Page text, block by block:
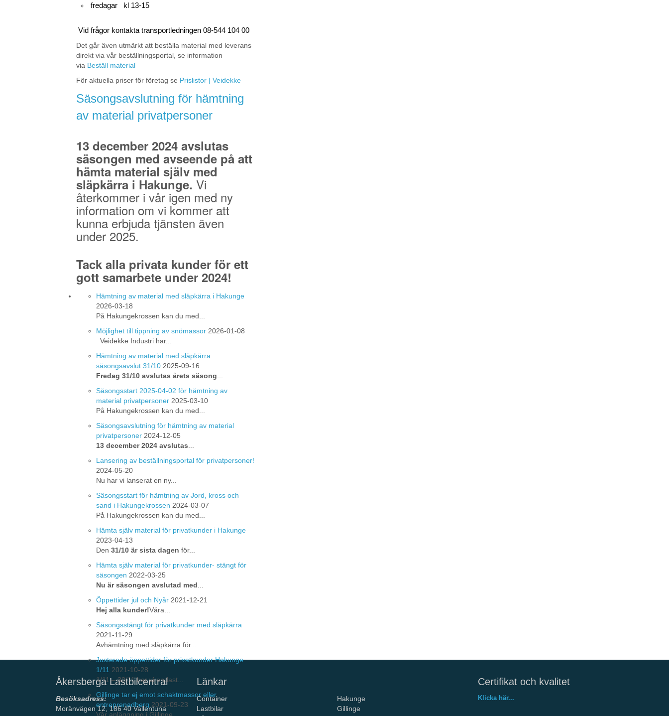
fredagar kl 13-15
Vid frågor kontakta transportledningen 08-544 104 00
Det går även utmärkt att beställa material med leverans
direkt via vår beställningsportal, se information
via Beställ material
För aktuella priser för företag se Prislistor | Veidekke
Säsongsavslutning för hämtning
av material privatpersoner
13 december 2024 avslutas
säsongen med avseende på att
hämta material själv med
släpkärra i Hakunge. Vi
återkommer i vår igen med ny
information om vi kommer att
kunna erbjuda tjänsten även
under 2025.
Tack alla privata kunder för ett
gott samarbete under 2024!
Hämtning av material med släpkärra i Hakunge
2026-03-18
På Hakungekrossen kan du med...
Möjlighet till tippning av snömassor 2026-01-08
Veidekke Industri har...
Hämtning av material med släpkärra
säsongsavslut 31/10 2025-09-16
Fredag 31/10 avslutas årets säsong
Säsongsstart 2025-04-02 för hämtning av
material privatpersoner 2025-03-10
På Hakungekrossen kan du med...
Säsongsavslutning för hämtning av material
privatpersoner 2024-12-05
13 december 2024 avslutas
Lansering av beställningsportal för privatpersoner!
2024-05-20
Nu har vi lanserat en ny...
Säsongsstart för hämtning av Jord, kross och
sand i Hakungekrossen 2024-03-07
På Hakungekrossen kan du med...
Hämta själv material för privatkunder i Hakunge
2023-04-13
Den 31/10 är sista dagen för...
Hämta själv material för privatkunder- stängt för
säsongen 2022-03-25
Nu är säsongen avslutad med
Öppettider jul och Nyår 2021-12-21
Hej alla kunder!Våra...
Säsongsstängt för privatkunder med släpkärra
2021-11-29
Avhämtning med släpkärra för...
Justerade öppettider för privatkunder Hakunge
1/11 2021-10-28
1/11 – 30/11 har vi endast...
Gillinge tar ej emot schaktmassor eller
entreprenadberg 2021-09-23
Åkersberga Lastbilcentral
Besöksadress:
Moränvägen 12, 186 40 Vallentuna
Länkar
Container
Lastbilar
Hakunge
Gillinge
Certifikat och kvalitet
Klicka här...